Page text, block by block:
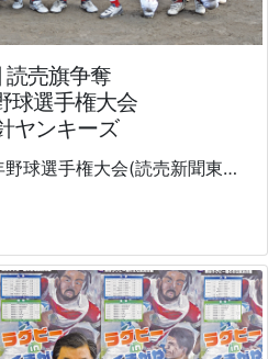
売旗争奪
球選手権大会
ヤンキーズ
第38回読売旗争奪県北少年野球選手権大会(読売新聞東京本社・埼玉県北部読売会主催)が8月10日から13日まで、